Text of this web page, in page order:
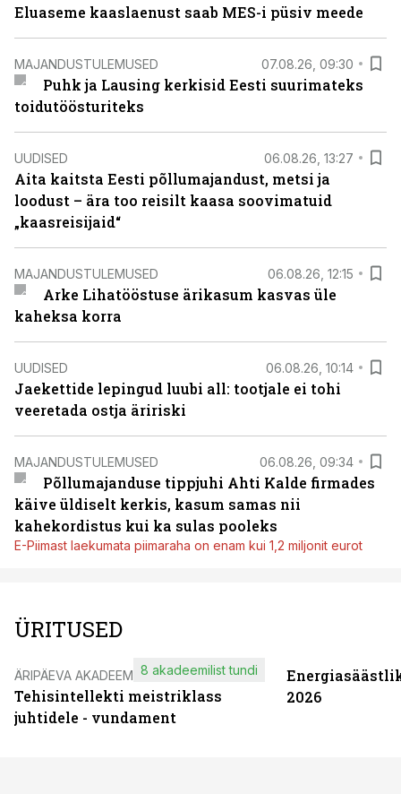
Eluaseme kaaslaenust saab MES-i püsiv meede
MAJANDUSTULEMUSED 07.08.26, 09:30
Puhk ja Lausing kerkisid Eesti suurimateks
toidutöösturiteks
UUDISED 06.08.26, 13:27
Aita kaitsta Eesti põllumajandust, metsi ja
loodust – ära too reisilt kaasa soovimatuid
„kaasreisijaid“
MAJANDUSTULEMUSED 06.08.26, 12:15
Arke Lihatööstuse ärikasum kasvas üle
kaheksa korra
UUDISED 06.08.26, 10:14
Jaekettide lepingud luubi all: tootjale ei tohi
veeretada ostja äririski
MAJANDUSTULEMUSED 06.08.26, 09:34
Põllumajanduse tippjuhi Ahti Kalde firmades
käive üldiselt kerkis, kasum samas nii
kahekordistus kui ka sulas pooleks
E-Piimast laekumata piimaraha on enam kui 1,2 miljonit eurot
ÜRITUSED
ÄRIPÄEVA AKADEEMIA
Tehisintellekti meistriklass
juhtidele - vundament
8 akadeemilist tundi
2026